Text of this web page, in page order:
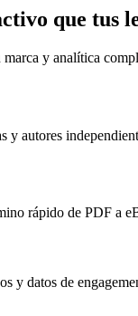
que tus
y analítica
y autores
rápido de PDF a
y datos de